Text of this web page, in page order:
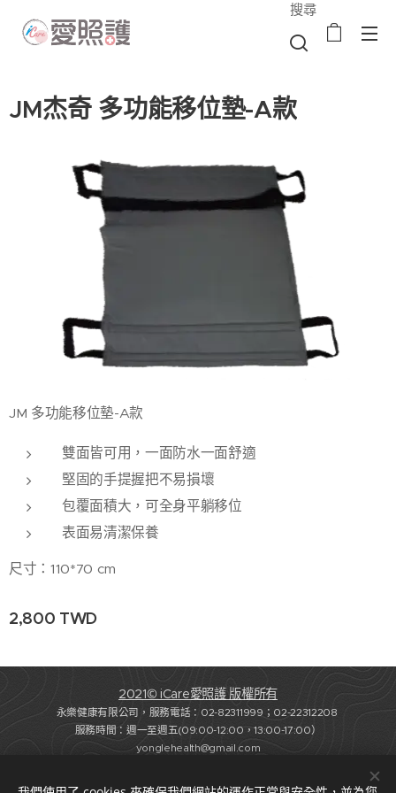
搜尋
JM杰奇 多功能移位墊-A款
JM 多功能移位墊-A款
雙面皆可用，一面防水一面舒適
堅固的手提握把不易損壞
包覆面積大，可全身平躺移位
表面易清潔保養
尺寸：110*70 cm
2,800 TWD
2021© iCare愛照護 版權所有
永樂健康有限公司，服務電話：02-82311999；02-22312208
服務時間：週一至週五(09:00-12:00，13:00-17:00）
yonglehealth@gmail.com